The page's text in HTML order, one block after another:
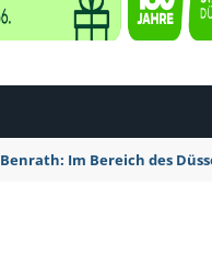
Benrath: Im Bereich des